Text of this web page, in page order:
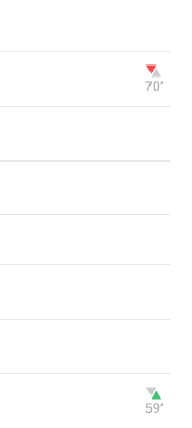
70‎’‎
59‎’‎